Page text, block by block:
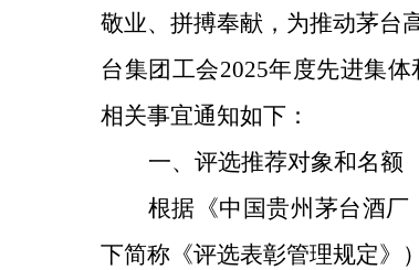
敬业、拼搏奉献，为推动茅台
台集团工会2025年度先进集
相关事宜通知如下：
一、评选推荐对象和名额
根据《中国贵州茅台酒
下简称《评选表彰管理规定》